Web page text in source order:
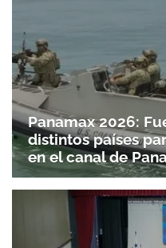
Panamax 2026:
distintos países
en el canal de